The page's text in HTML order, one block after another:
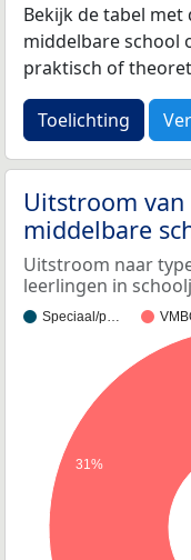
Bekijk de tabel
middelbare school
praktisch of
Toelichting
Uitstroom
middelbare
Uitstroom naar
leerlingen in
Speciaal/p…
31%